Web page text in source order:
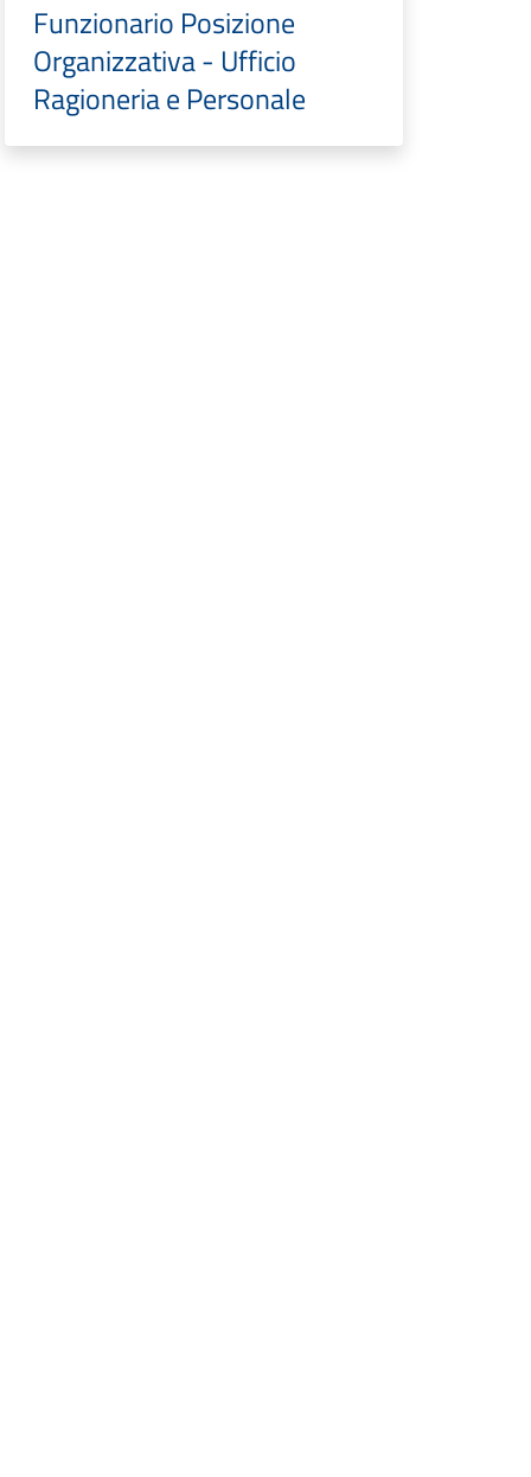
Funzionario Posizione
Organizzativa - Ufficio
Ragioneria e Personale